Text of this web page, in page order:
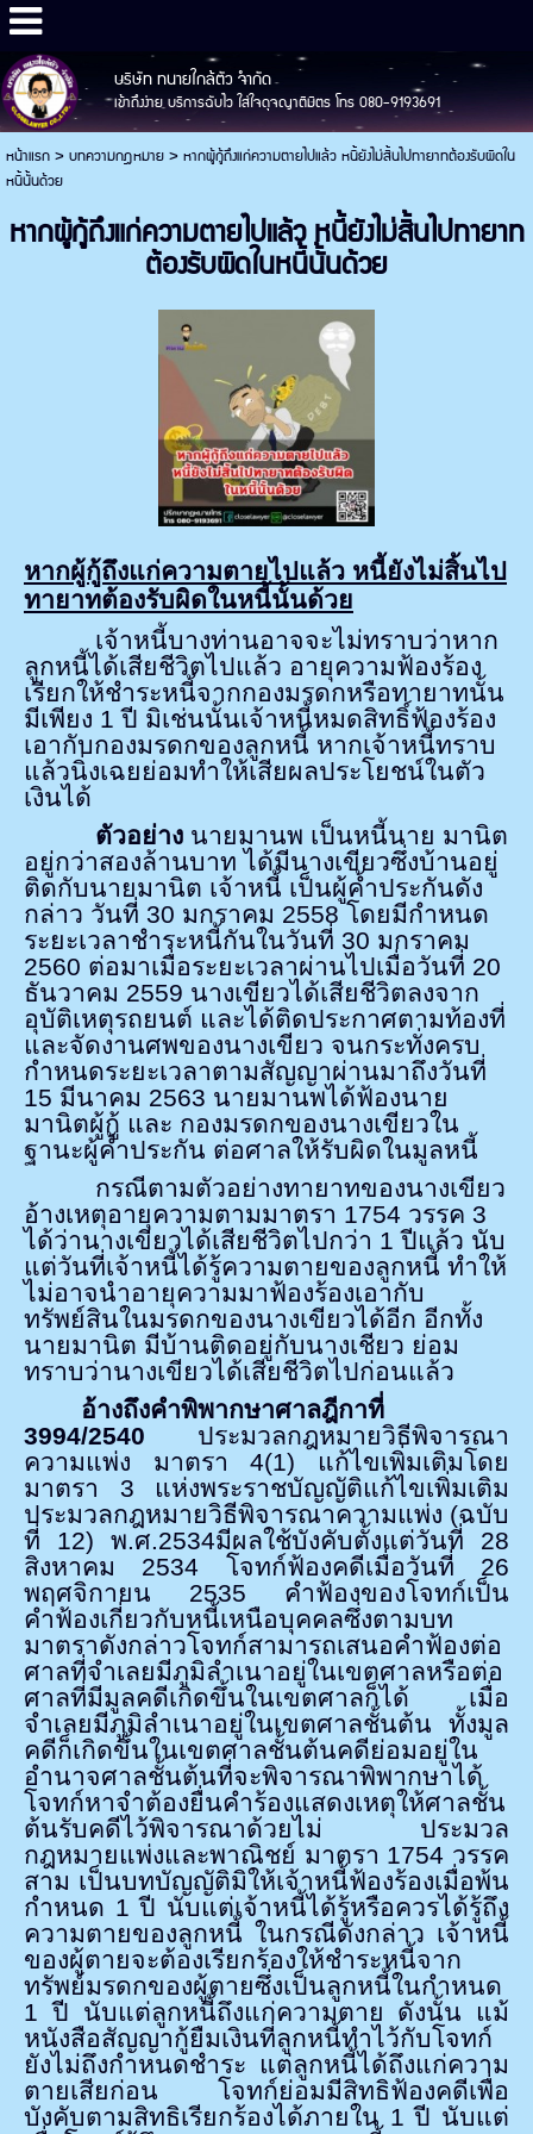
บริษัท ทนายใกล้ตัว จำกัด
เข้าถึงง่าย บริการฉับไว ใส่ใจดุจญาติมิตร โทร 080-9193691
หน้าแรก>บทความกฎหมาย>หากผู้กู้ถึงแก่ความตายไปแล้ว หนี้ยังไม่สิ้นไปทายาทต้องรับผิดใน
หนี้นั้นด้วย
หากผู้กู้ถึงแก่ความตายไปแล้ว หนี้ยังไม่สิ้นไปทายาท
ต้องรับผิดในหนี้นั้นด้วย
หากผู้กู้ถึงแก่ความตายไปแล้ว หนี้ยังไม่สิ้นไป
ทายาทต้องรับผิดในหนี้นั้นด้วย
เจ้าหนี้บางท่านอาจจะไม่ทราบว่าหาก
ลูกหนี้ได้เสียชีวิตไปแล้ว อายุความฟ้องร้อง
เรียกให้ชำระหนี้จากกองมรดกหรือทายาทนั้น
มีเพียง 1 ปี มิเช่นนั้นเจ้าหนี้หมดสิทธิ์ฟ้องร้อง
เอากับกองมรดกของลูกหนี้ หากเจ้าหนี้ทราบ
แล้วนิ่งเฉยย่อมทำให้เสียผลประโยชน์ในตัว
เงินได้
ตัวอย่าง นายมานพ เป็นหนี้นาย มานิต
อยู่กว่าสองล้านบาท ได้มีนางเขียวซึ่งบ้านอยู่
ติดกับนายมานิต เจ้าหนี้ เป็นผู้ค้ำประกันดัง
กล่าว วันที่ 30 มกราคม 2558 โดยมีกำหนด
ระยะเวลาชำระหนี้กันในวันที่ 30 มกราคม
2560 ต่อมาเมื่อระยะเวลาผ่านไปเมื่อวันที่ 20
ธันวาคม 2559 นางเขียวได้เสียชีวิตลงจาก
อุบัติเหตุรถยนต์ และได้ติดประกาศตามท้องที่
และจัดงานศพของนางเขียว จนกระทั่งครบ
กำหนดระยะเวลาตามสัญญาผ่านมาถึงวันที่
15 มีนาคม 2563 นายมานพได้ฟ้องนาย
มานิตผู้กู้ และ กองมรดกของนางเขียวใน
ฐานะผู้ค้ำประกัน ต่อศาลให้รับผิดในมูลหนี้
กรณีตามตัวอย่างทายาทของนางเขียว
อ้างเหตุอายุความตามมาตรา 1754 วรรค 3
ได้ว่านางเขียวได้เสียชีวิตไปกว่า 1 ปีแล้ว นับ
แต่วันที่เจ้าหนี้ได้รู้ความตายของลูกหนี้ ทำให้
ไม่อาจนำอายุความมาฟ้องร้องเอากับ
ทรัพย์สินในมรดกของนางเขียวได้อีก อีกทั้ง
นายมานิต มีบ้านติดอยู่กับนางเชียว ย่อม
ทราบว่านางเขียวได้เสียชีวิตไปก่อนแล้ว
อ้างถึงคำพิพากษาศาลฎีกาที่
3994/2540 ประมวลกฎหมายวิธีพิจารณา
ความแพ่ง มาตรา4(1) แก้ไขเพิ่มเติมโดย
มาตรา 3 แห่งพระราชบัญญัติแก้ไขเพิ่มเติม
ประมวลกฎหมายวิธีพิจารณาความแพ่ง (ฉบับ
ที่ 12) พ.ศ.2534มีผลใช้บังคับตั้งแต่วันที่ 28
สิงหาคม 2534 โจทก์ฟ้องคดีเมื่อวันที่ 26
พฤศจิกายน 2535 คำฟ้องของโจทก์เป็น
คำฟ้องเกี่ยวกับหนี้เหนือบุคคลซึ่งตามบท
มาตราดังกล่าวโจทก์สามารถเสนอคำฟ้องต่อ
ศาลที่จำเลยมีภูมิลำเนาอยู่ในเขตศาลหรือต่อ
ศาลที่มีมูลคดีเกิดขึ้นในเขตศาลก็ได้ เมื่อ
จำเลยมีภูมิลำเนาอยู่ในเขตศาลชั้นต้น ทั้งมูล
คดีก็เกิดขึ้นในเขตศาลชั้นต้นคดีย่อมอยู่ใน
อำนาจศาลชั้นต้นที่จะพิจารณาพิพากษาได้
โจทก์หาจำต้องยื่นคำร้องแสดงเหตุให้ศาลชั้น
ต้นรับคดีไว้พิจารณาด้วยไม่ ประมวล
กฎหมายแพ่งและพาณิชย์ มาตรา 1754 วรรค
สาม เป็นบทบัญญัติมิให้เจ้าหนี้ฟ้องร้องเมื่อพ้น
กำหนด 1ปี นับแต่เจ้าหนี้ได้รู้หรือควรได้รู้ถึง
ความตายของลูกหนี้ ในกรณีดังกล่าว เจ้าหนี้
ของผู้ตายจะต้องเรียกร้องให้ชำระหนี้จาก
ทรัพย์มรดกของผู้ตายซึ่งเป็นลูกหนี้ในกำหนด
1ปี นับแต่ลูกหนี้ถึงแก่ความตาย ดังนั้น แม้
หนังสือสัญญากู้ยืมเงินที่ลูกหนี้ทำไว้กับโจทก์
ยังไม่ถึงกำหนดชำระ แต่ลูกหนี้ได้ถึงแก่ความ
ตายเสียก่อน โจทก์ย่อมมีสิทธิฟ้องคดีเพื่อ
บังคับตามสิทธิเรียกร้องได้ภายใน 1ปี นับแต่